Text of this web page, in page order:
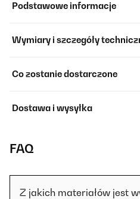
Podstawowe informacje
Wymiary i szczegóły
Co zostanie dostarczone
Dostawa i wysyłka
FAQ
Z jakich materiałów jest